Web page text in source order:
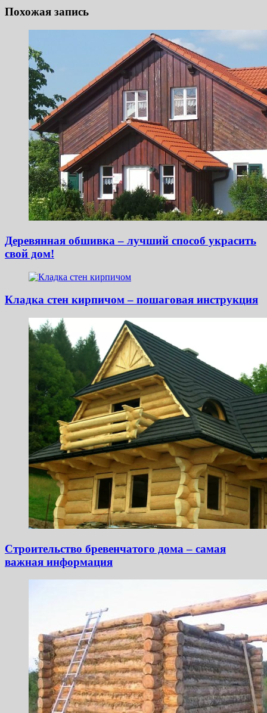
Похожая запись
Деревянная обшивка – лучший способ украсить
свой дом!
Кладка стен кирпичом – пошаговая инструкция
Строительство бревенчатого дома – самая
важная информация